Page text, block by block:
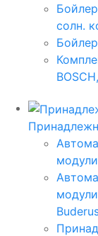
солн.